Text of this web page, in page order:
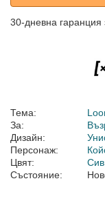
30-дневна
Тема:
За:
Дизайн:
Персонаж:
Цвят:
Сив
Състояние: